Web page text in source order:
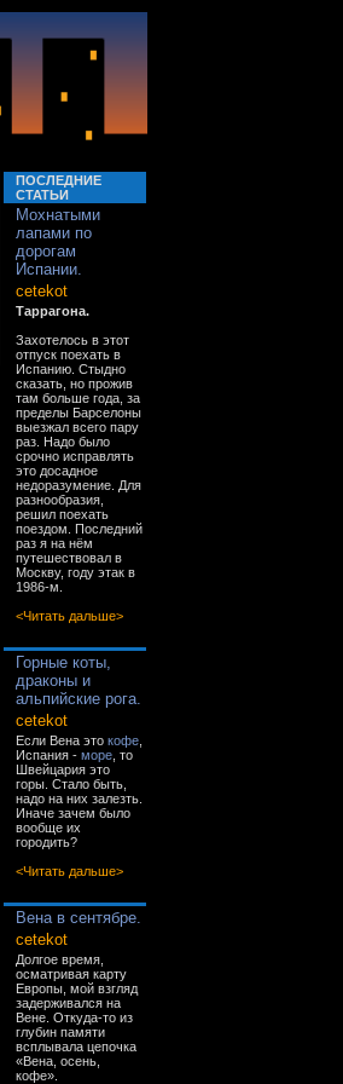
ПОСЛЕДНИЕ
СТАТЬИ
Мохнатыми
лапами по
дорогам
Испании.
cetekot
Таррагона.
Захотелось в этот
отпуск поехать в
Испанию. Стыдно
сказать, но прожив
там больше года, за
пределы Барселоны
выезжал всего пару
раз. Надо было
срочно исправлять
это досадное
недоразумение. Для
разнообразия,
решил поехать
поездом. Последний
раз я на нём
путешествовал в
Москву, году этак в
1986-м.
<Читать дальше>
Горные коты,
драконы и
альпийские рога.
cetekot
Если Вена это кофе
Испания - море , то
Швейцария это
горы. Стало быть,
надо на них залезть.
Иначе зачем было
вообще их
городить?
<Читать дальше>
Вена в сентябре.
cetekot
Долгое время,
осматривая карту
Европы, мой взгляд
задерживался на
Вене. Откуда-то из
глубин памяти
всплывала цепочка
«Вена, осень,
кофе».